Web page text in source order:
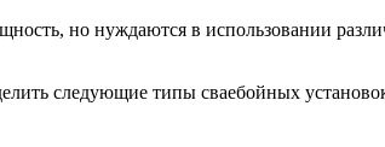
но нуждаются в использовании
следующие типы сваебойных